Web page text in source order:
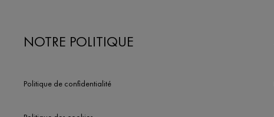
NOTRE POLITIQUE
Politique de confidentialité